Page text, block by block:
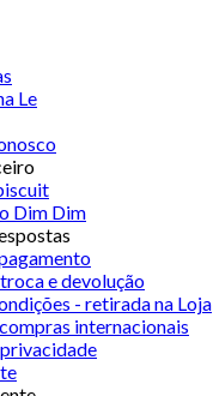
Le
Dim Dim
e devolução
- retirada na Loja
internacionais